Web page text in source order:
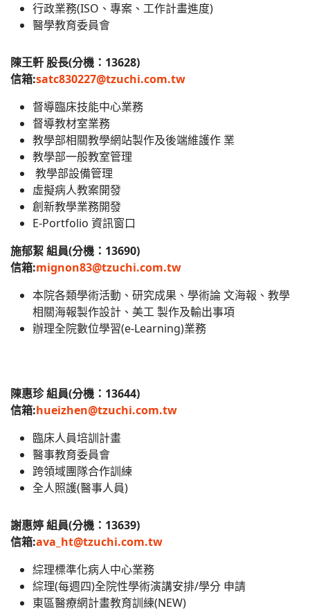
行政業務(ISO、專案、工作計畫進度)
醫學教育委員會
陳王軒 股長(分機：13628)
信箱:satc830227@tzuchi.com.tw
督導臨床技能中心業務
督導教材室業務
教學部相關教學網站製作及後端維護作 業
教學部一般教室管理
教學部設備管理
虛擬病人教案開發
創新教學業務開發
E-Portfolio 資訊窗口
施郁絜 組員(分機：13690)
信箱:mignon83@tzuchi.com.tw
本院各類學術活動、研究成果、學術論 文海報、教學
相關海報製作設計、美工 製作及輸出事項
辦理全院數位學習(e-Learning)業務
陳惠珍 組員(分機：13644)
信箱:hueizhen@tzuchi.com.tw
臨床人員培訓計畫
醫事教育委員會
跨領域團隊合作訓練
全人照護(醫事人員)
謝惠婷 組員(分機：13639)
信箱:ava_ht@tzuchi.com.tw
綜理標準化病人中心業務
綜理(每週四)全院性學術演講安排/學分 申請
東區醫療網計畫教育訓練(NEW)